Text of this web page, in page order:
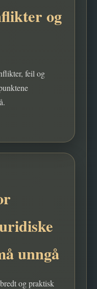
og
feil og
unngå
og praktisk